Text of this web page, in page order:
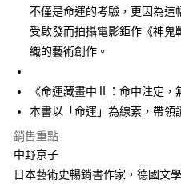
不僅是命運的考驗，更因為
受啟發而拍攝電影鉅作《神鬼
織的藝術創作。
《命運藏畫中Ⅱ：命中注定，
本書以「命運」為線索，帶領
銷售重點
中野京子
日本藝術史暢銷書作家，德國文